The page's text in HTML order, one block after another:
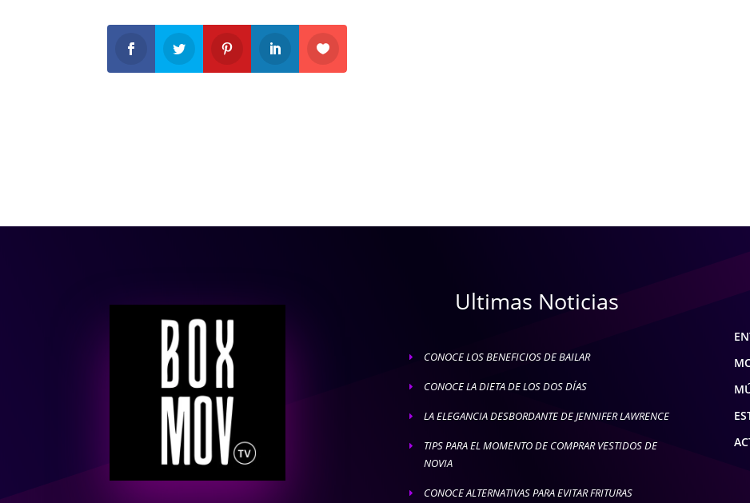
Ultimas Noticias
E CONOCE LOS BENEFICIOS DE BAILAR
E CONOCE LA DIETA DE LOS DOS DÍAS
E LA ELEGANCIA DESBORDANTE DE JENNIFER LAWRENCE
E
TIPS PARA EL MOMENTO DE COMPRAR VESTIDOS DE
NOVIA
E CONOCE ALTERNATIVAS PARA EVITAR FRITURAS